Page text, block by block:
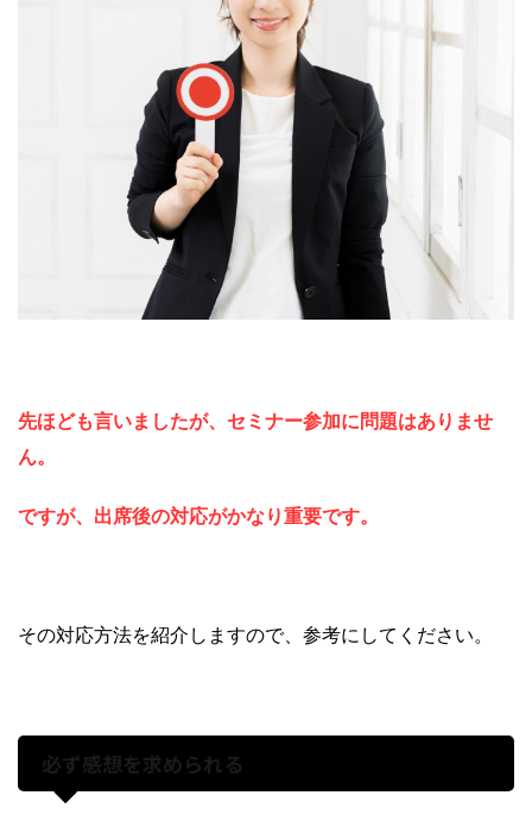
先ほども言いましたが、セミナー参加に問題はありませ
ん。
ですが、出席後の対応がかなり重要です。
その対応方法を紹介しますので、参考にしてください。
必ず感想を求められる